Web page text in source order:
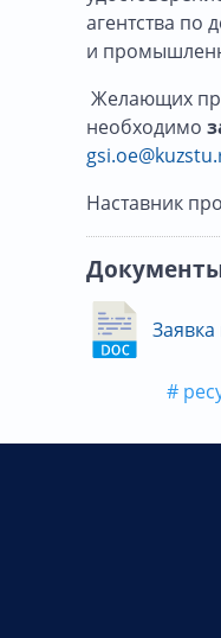
агентства по
и
Желающих
необходимо
Наставник
#